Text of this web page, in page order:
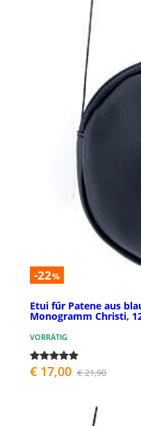
-22%
Etui fűr Patene aus
Monogramm Christi,
VORRÄTIG
€ 17,00 € 21,90